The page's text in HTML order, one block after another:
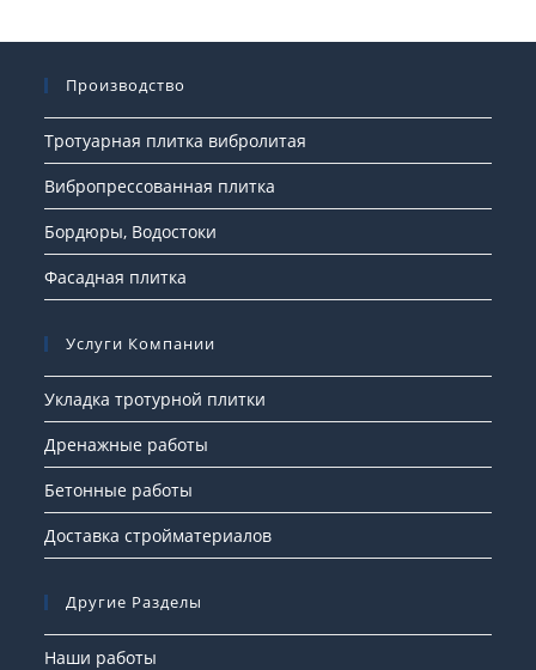
Производство
Тротуарная плитка вибролитая
Вибропрессованная плитка
Бордюры, Водостоки
Фасадная плитка
Услуги Компании
Укладка тротурной плитки
Дренажные работы
Бетонные работы
Доставка стройматериалов
Другие Разделы
Наши работы